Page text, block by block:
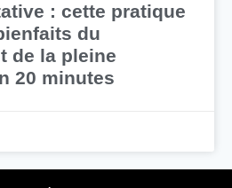
: cette pratique
du
de la pleine
20 minutes